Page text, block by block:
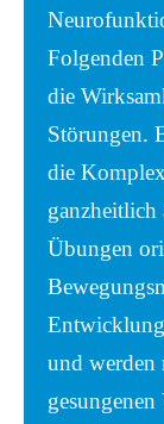
Folgenden
die
Störungen.
die
Übungen
Entwicklung
und werden
gesungenen